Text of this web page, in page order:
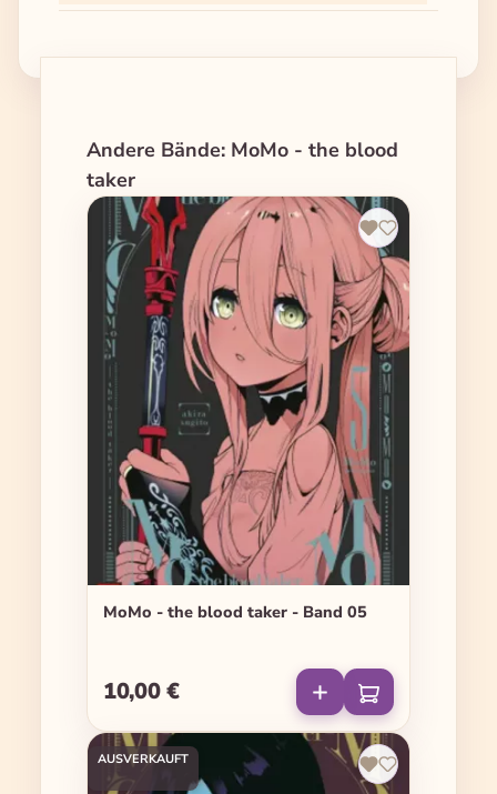
Produktgalerie überspringen
Andere Bände: MoMo - the blood
taker
MoMo - the blood taker - Band 05
Regulärer Preis:
10,00 €
AUSVERKAUFT